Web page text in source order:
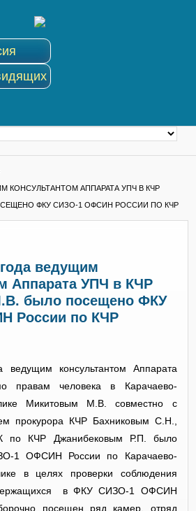
КОНСУЛЬТАНТОМ АППАРАТА УПЧ В КЧР
ФКУ СИЗО-1 ОФСИН РОССИИ ПО КЧР
ведущим
Аппарата УПЧ в КЧР
было посещено ФКУ
России по КЧР
консультантом Аппарата
правам человека в Карачаево-
Микитовым М.В. совместно с
прокурора КЧР Бахниковым С.Н.,
по КЧР Джанибековым Р.П. было
1 ОФСИН России по Карачаево-
в целях проверки соблюдения
в ФКУ СИЗО-1 ОФСИН
посещен ряд камер, отряд